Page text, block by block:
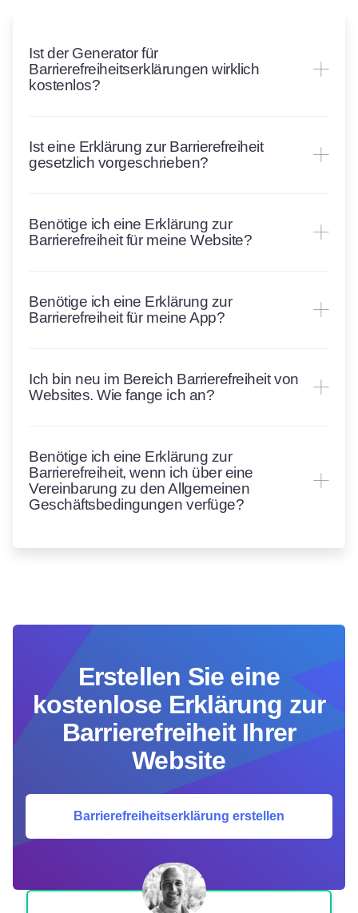
Ist der Generator für
Barrierefreiheitserklärungen wirklich
kostenlos?
Ist eine Erklärung zur Barrierefreiheit
gesetzlich vorgeschrieben?
Benötige ich eine Erklärung zur
Barrierefreiheit für meine Website?
Benötige ich eine Erklärung zur
Barrierefreiheit für meine App?
Ich bin neu im Bereich Barrierefreiheit von
Websites. Wie fange ich an?
Benötige ich eine Erklärung zur
Barrierefreiheit, wenn ich über eine
Vereinbarung zu den Allgemeinen
Geschäftsbedingungen verfüge?
Erstellen Sie eine
kostenlose Erklärung zur
Barrierefreiheit Ihrer
Website
Barrierefreiheitserklärung erstellen